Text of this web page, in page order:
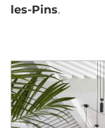
les-Pins.